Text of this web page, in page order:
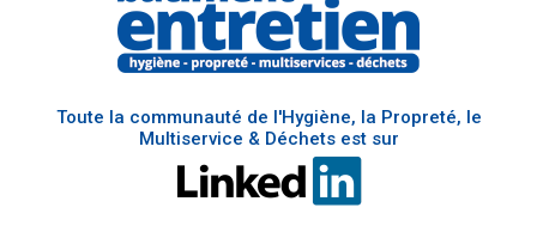
Toute la communauté de l'Hygiène, la Propreté, le
Multiservice & Déchets est sur